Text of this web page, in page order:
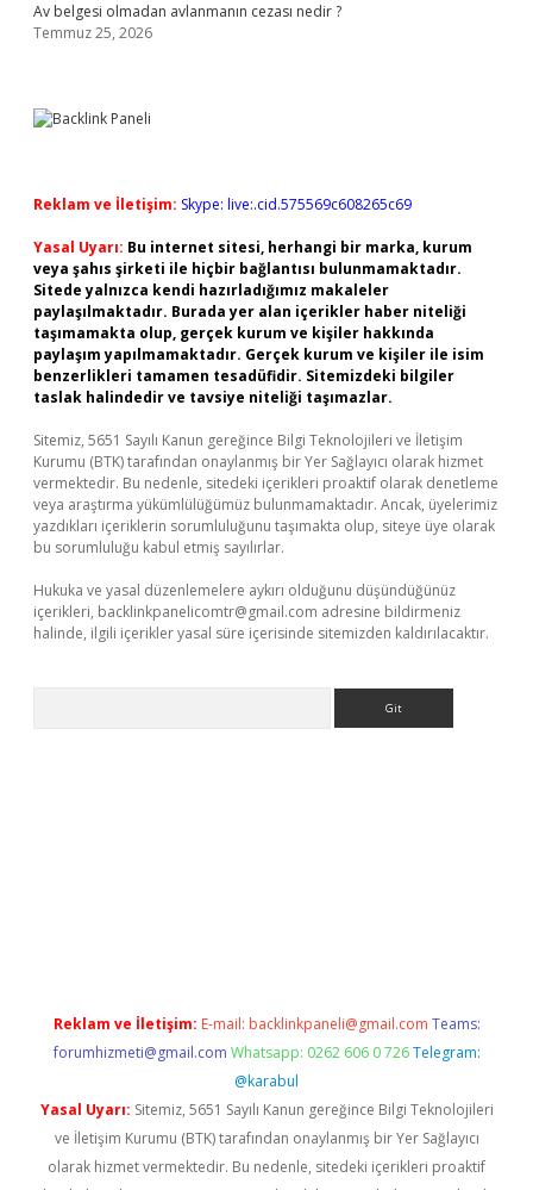
Av belgesi olmadan avlanmanın cezası nedir ?
Temmuz 25, 2026
Reklam ve İletişim: Skype: live:.cid.575569c608265c69
Yasal Uyarı: Bu internet sitesi, herhangi bir marka, kurum
veya şahıs şirketi ile hiçbir bağlantısı bulunmamaktadır.
Sitede yalnızca kendi hazırladığımız makaleler
paylaşılmaktadır. Burada yer alan içerikler haber niteliği
taşımamakta olup, gerçek kurum ve kişiler hakkında
paylaşım yapılmamaktadır. Gerçek kurum ve kişiler ile isim
benzerlikleri tamamen tesadüfidir. Sitemizdeki bilgiler
taslak halindedir ve tavsiye niteliği taşımazlar.
Sitemiz, 5651 Sayılı Kanun gereğince Bilgi Teknolojileri ve İletişim
Kurumu (BTK) tarafından onaylanmış bir Yer Sağlayıcı olarak hizmet
vermektedir. Bu nedenle, sitedeki içerikleri proaktif olarak denetleme
veya araştırma yükümlülüğümüz bulunmamaktadır. Ancak, üyelerimiz
yazdıkları içeriklerin sorumluluğunu taşımakta olup, siteye üye olarak
bu sorumluluğu kabul etmiş sayılırlar.
Hukuka ve yasal düzenlemelere aykırı olduğunu düşündüğünüz
içerikleri, backlinkpanelicomtr@gmail.com adresine bildirmeniz
halinde, ilgili içerikler yasal süre içerisinde sitemizden kaldırılacaktır.
Reklam ve İletişim: E-mail: backlinkpaneli@gmail.com Teams:
forumhizmeti@gmail.com Whatsapp: 0262 606 0 726 Telegram:
@karabul
Yasal Uyarı: Sitemiz, 5651 Sayılı Kanun gereğince Bilgi Teknolojileri
ve İletişim Kurumu (BTK) tarafından onaylanmış bir Yer Sağlayıcı
olarak hizmet vermektedir. Bu nedenle, sitedeki içerikleri proaktif